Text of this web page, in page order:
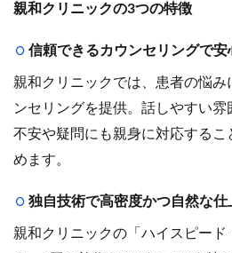
親和クリニックの3つの特徴
信頼できるカウンセリングで安
親和クリニックでは、患者の悩み
ンセリングを提供。話しやすい
不安や疑問にも親身に対応する
めます。
独自技術で高密度かつ自然な仕
親和クリニックの「ハイスピー